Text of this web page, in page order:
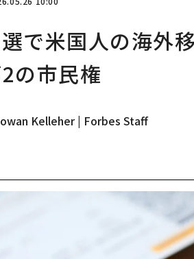
で米国人の海外
の市民権
Kelleher | Forbes Staff